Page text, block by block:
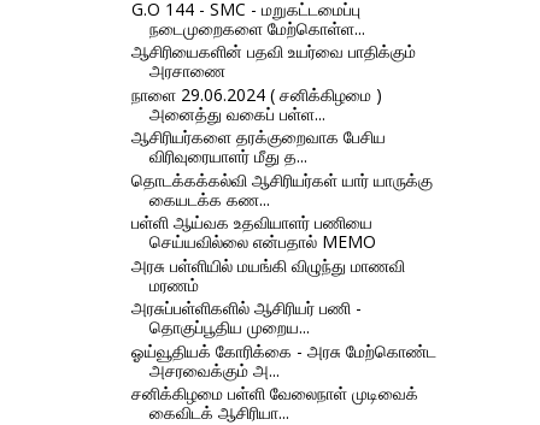
G.O 144 - SMC - மறுகட்டமைப்பு
நடைமுறைகளை மேற்கொள்ள...
ஆசிரியைகளின் பதவி உயர்வை பாதிக்கும்
அரசாணை
நாளை 29.06.2024 ( சனிக்கிழமை )
அனைத்து வகைப் பள்ள...
ஆசிரியர்களை தரக்குறைவாக பேசிய
விரிவுரையாளர் மீது த...
தொடக்கக்கல்வி ஆசிரியர்கள் யார் யாருக்கு
கையடக்க கண...
பள்ளி ஆய்வக உதவியாளர் பணியை
செய்யவில்லை என்பதால் MEMO
அரசு பள்ளியில் மயங்கி விழுந்து மாணவி
மரணம்
அரசுப்பள்ளிகளில் ஆசிரியர் பணி -
தொகுப்பூதிய முறைய...
ஓய்வூதியக் கோரிக்கை - அரசு மேற்கொண்ட
அசரவைக்கும் அ...
சனிக்கிழமை பள்ளி வேலைநாள் முடிவைக்
கைவிடக் ஆசிரியா...